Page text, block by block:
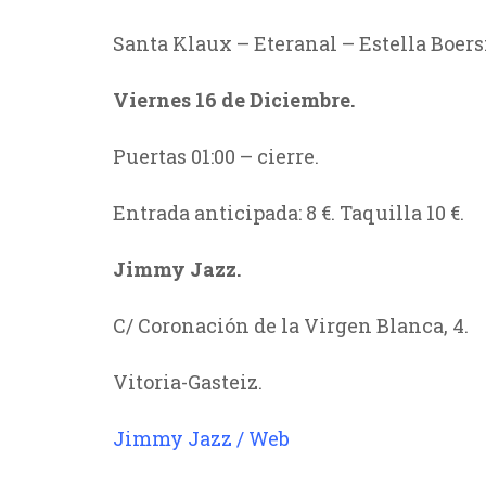
Santa Klaux – Eteranal – Estella
Viernes 16 de Diciembre.
Puertas 01:00 – cierre.
Entrada anticipada: 8 €. Taquilla 10 €.
Jimmy Jazz.
C/ Coronación de la Virgen Blanca, 4.
Vitoria-Gasteiz.
Jimmy Jazz / Web